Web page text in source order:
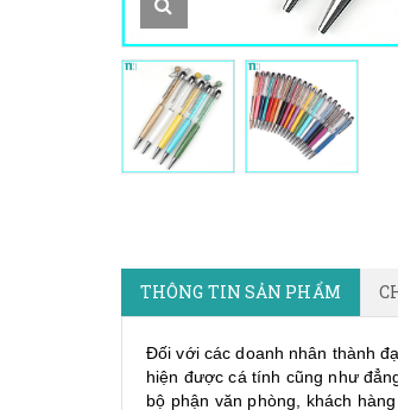
THÔNG TIN SẢN PHẨM
Đối với các doanh nhân thành
hiện được cá tính cũng như
bộ phận văn phòng, khách